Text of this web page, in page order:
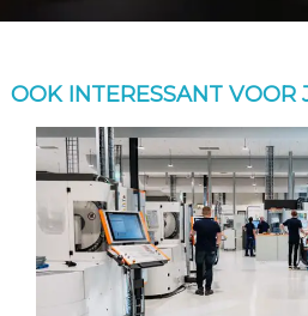
OOK INTERESSANT VOOR